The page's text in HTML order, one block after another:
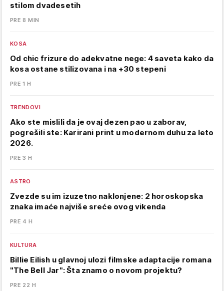
stilom dvadesetih
PRE 8 MIN
KOSA
Od chic frizure do adekvatne nege: 4 saveta kako da
kosa ostane stilizovana i na +30 stepeni
PRE 1 H
TRENDOVI
Ako ste mislili da je ovaj dezen pao u zaborav,
pogrešili ste: Karirani print u modernom duhu za leto
2026.
PRE 3 H
ASTRO
Zvezde su im izuzetno naklonjene: 2 horoskopska
znaka imaće najviše sreće ovog vikenda
PRE 4 H
KULTURA
Billie Eilish u glavnoj ulozi filmske adaptacije romana
"The Bell Jar": Šta znamo o novom projektu?
PRE 22 H